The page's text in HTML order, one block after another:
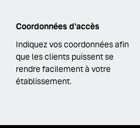
Coordonnées d'accès
Indiquez vos coordonnées afin
que les clients puissent se
rendre facilement à votre
établissement.